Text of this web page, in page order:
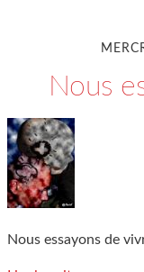
Nous
Nous essayons de